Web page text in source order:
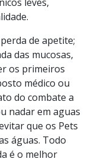
de apetite;
das mucosas,
os primeiros
médico ou
do combate a
nadar em aguas
que os Pets
águas. Todo
é o melhor